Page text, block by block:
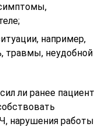
например,
травмы, неудобной
ли ранее пациент
нарушения работы